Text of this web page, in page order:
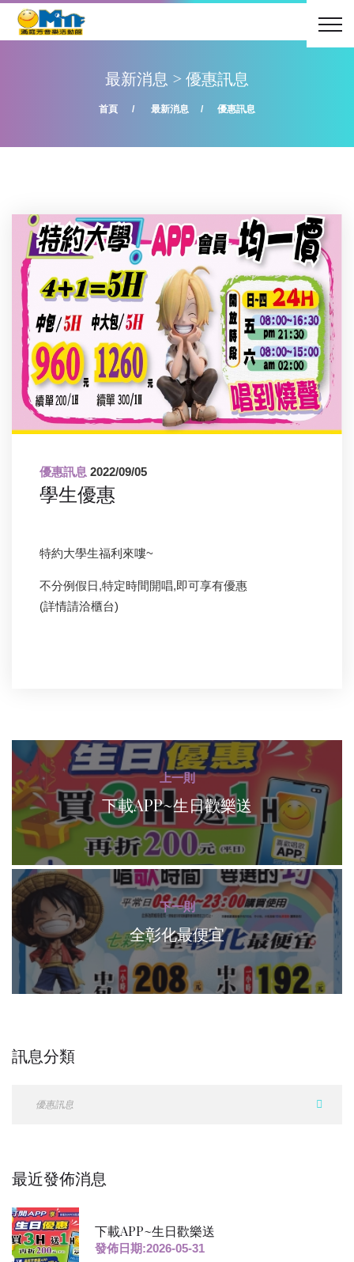
最新消息 > 優惠訊息
首頁 最新消息 優惠訊息
優惠訊息 2022/09/05
學生優惠
特約大學生福利來嘍~
不分例假日,特定時間開唱,即可享有優惠
(詳情請洽櫃台)
上一則
下載APP~生日歡樂送
下一則
全彰化最便宜
訊息分類
最近發佈消息
下載APP~生日歡樂送
發佈日期:2026-05-31